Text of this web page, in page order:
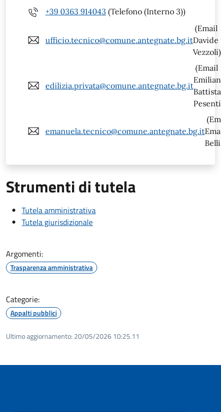
+39 0363 914043 (Telefono (Interno 3))
ufficio.tecnico@comune.antegnate.bg.it
(Email
Davide
Vezzoli)
edilizia.privata@comune.antegnate.bg.it
(Email
Battista
emanuela.tecnico@comune.antegnate.bg.it
Strumenti di tutela
Tutela amministrativa
Tutela giurisdizionale
Argomenti:
Trasparenza amministrativa
Categorie:
Appalti pubblici
Ultimo aggiornamento: 20/05/2026 10:25.11